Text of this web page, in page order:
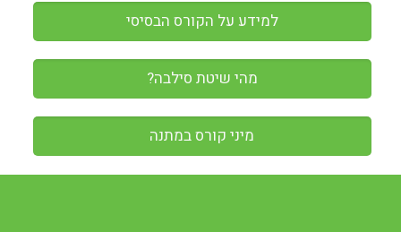
למידע על הקורס הבסיסי
מהי שיטת סילבה?
מיני קורס במתנה